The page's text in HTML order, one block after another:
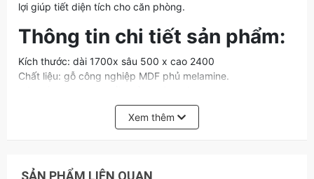
lợi giúp tiết diện tích cho căn phòng.
Thông tin chi tiết sản phẩm:
Kích thước: dài 1700x sâu 500 x cao 2400
Chất liệu: gỗ công nghiệp MDF phủ melamine.
Xem thêm
SẢN PHẨM LIÊN QUAN